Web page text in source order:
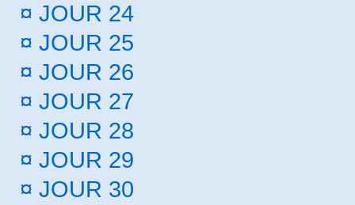
¤ JOUR 24
¤ JOUR 25
¤ JOUR 26
¤ JOUR 27
¤ JOUR 28
¤ JOUR 29
¤ JOUR 30